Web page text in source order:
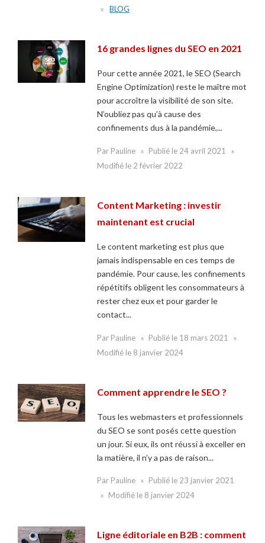
BLOG
16 grandes lignes du SEO en 2021
Pour cette année 2021, le SEO (Search
Engine Optimization) reste le maître mot
pour accroître la visibilité de son site.
N’oubliez pas qu’à cause des
confinements dus à la pandémie,...
Par Pauline Publié le 24 avril 2021
Modifié le 2 février 2022
Content Marketing : investir
maintenant est crucial
Le content marketing est plus que
jamais indispensable en ces temps de
pandémie. Pour cause, les confinements
répétitifs obligent les consommateurs à
rester chez eux et pour garder le
contact...
Par Pauline Publié le 18 mars 2021
Modifié le 8 janvier 2024
Comment apprendre le SEO ?
Tous les webmasters et professionnels
du SEO se sont posés cette question
un jour. Si eux, ils ont réussi à exceller en
la matière, il n’y a pas de raison...
Par Pauline Publié le 23 janvier 2021
Modifié le 8 janvier 2024
Ligne éditoriale en B2B : comment